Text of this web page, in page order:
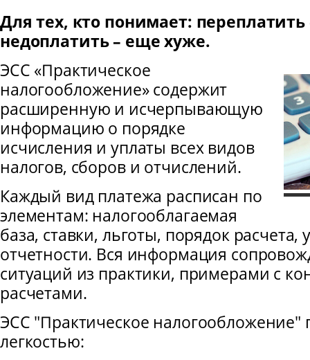
Для тех, кто понимает: переплатить
недоплатить – еще хуже.
ЭСС «Практическое
налогообложение» содержит
расширенную и исчерпывающую
информацию о порядке
исчисления и уплаты всех видов
налогов, сборов и отчислений.
Каждый вид платежа расписан по
элементам: налогооблагаемая
база, ставки, льготы, порядок расчета,
отчетности. Вся информация
ситуаций из практики, примерами с
расчетами.
ЭСС "Практическое налогообложение"
легкостью: